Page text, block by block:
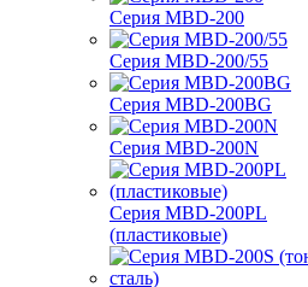
Серия MBD-200
Серия MBD-200/55
Серия MBD-200BG
Серия MBD-200N
Серия MBD-200PL
(пластиковые)